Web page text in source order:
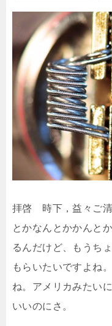
拝啓 時下，益々ご清
とかなんとかかんと
るんだけど、もうち
もらいたいですよね
ね。アメリカみたい
いいのにさ。